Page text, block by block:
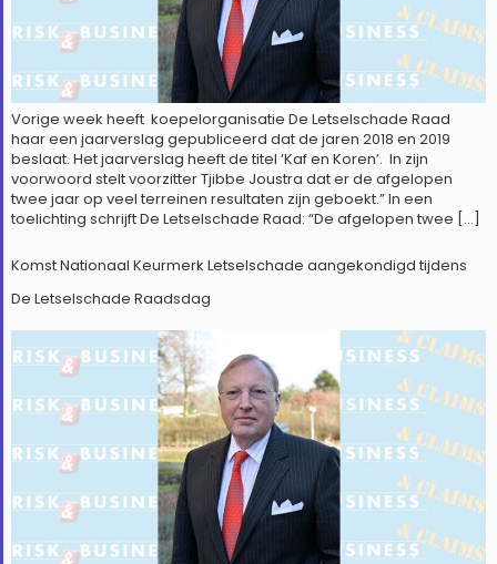
Vorige week heeft koepelorganisatie De Letselschade Raad
haar een jaarverslag gepubliceerd dat de jaren 2018 en 2019
beslaat. Het jaarverslag heeft de titel ‘Kaf en Koren’. In zijn
voorwoord stelt voorzitter Tjibbe Joustra dat er de afgelopen
twee jaar op veel terreinen resultaten zijn geboekt.” In een
toelichting schrijft De Letselschade Raad: “De afgelopen twee […]
Komst Nationaal Keurmerk Letselschade aangekondigd tijdens
De Letselschade Raadsdag